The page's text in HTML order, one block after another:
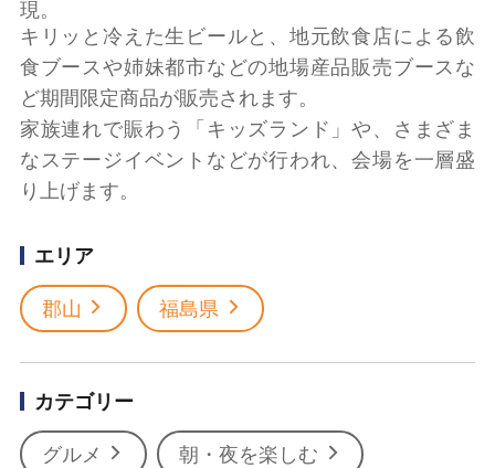
現。
キリッと冷えた生ビールと、地元飲食店による飲
食ブースや姉妹都市などの地場産品販売ブースな
ど期間限定商品が販売されます。
家族連れで賑わう「キッズランド」や、さまざま
なステージイベントなどが行われ、会場を一層盛
り上げます。
エリア
郡山 福島県
カテゴリー
グルメ 朝・夜を楽しむ